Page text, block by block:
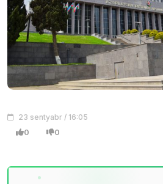
23 sentyabr / 16:05
0 0